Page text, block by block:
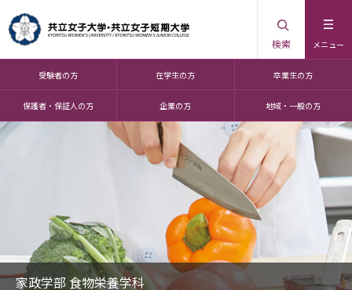
メニュー
検索
受験者の方 在学生の方 卒業生の方
保護者・保証人の方 企業の方 地域・一般の方
家政学部 食物栄養学科